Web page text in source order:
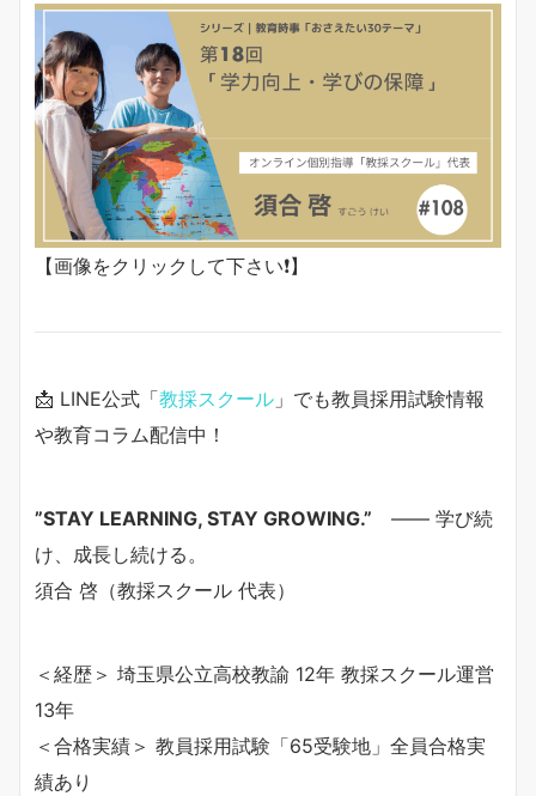
【画像をクリックして下さい❗️】
📩 LINE公式「教採スクール 」でも教員採用試験情報
や教育コラム配信中！
”STAY LEARNING, STAY GROWING.” —— 学び続
け、成長し続ける。
須合 啓（教採スクール 代表）
＜経歴＞ 埼玉県公立高校教諭 12年 教採スクール運営
13年
＜合格実績＞ 教員採用試験「65受験地」全員合格実
績あり